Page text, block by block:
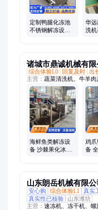
定制鸭腿化冻池
不锈钢解冻设备
华
洗
诸城市鼎诚机械有限
综合体验L0
回复及时 出
主营： 蔬菜清洗机、牛羊
冻机、巴氏杀菌机、枸杞
机、辣椒烘干设备、隧道
备
海鲜鱼类解冻设
备 沙棘果化冰流
鸡
备
山东朗岳机械有限公
安心购
综合体验L1 真实
真实性已核验
山东潍坊
主营： 速冻机、冻干机、